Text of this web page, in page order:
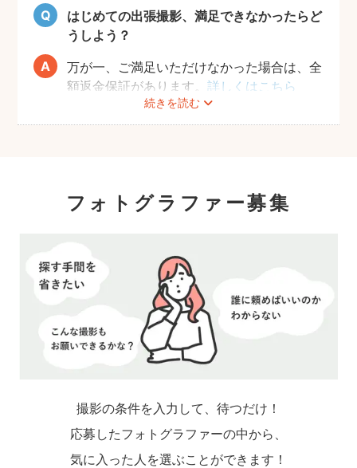
はじめての出張撮影、満足できなかったらど
うしよう？
続きを読む
万が一、ご満足いただけなかった場合は、全
額返金保証があります。詳しくはこちら
フォトグラファー募集
撮影の条件を入力して、待つだけ！
応募したフォトグラファーの中から、
気に入った人を選ぶことができます！